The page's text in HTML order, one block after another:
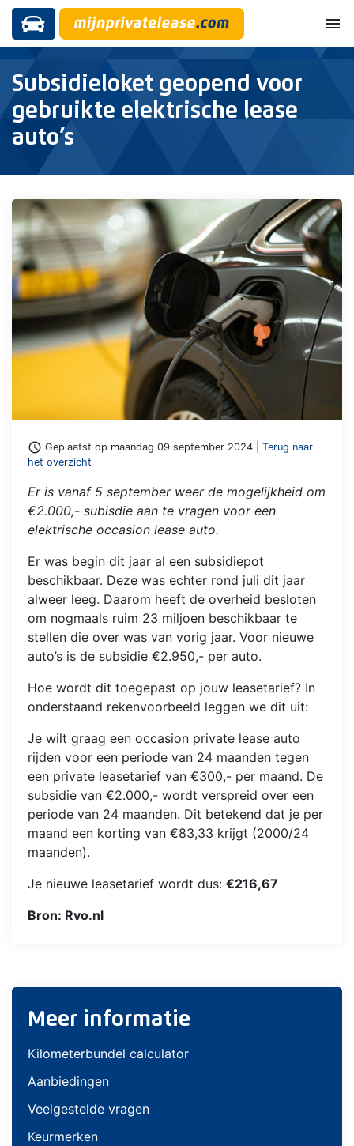
menu
Subsidieloket geopend voor
gebruikte elektrische lease
auto’s
access_time Geplaatst op maandag 09 september 2024 | Terug naar
het overzicht
Er is vanaf 5 september weer de mogelijkheid om
€2.000,- subisdie aan te vragen voor een
elektrische occasion lease auto.
Er was begin dit jaar al een subsidiepot
beschikbaar. Deze was echter rond juli dit jaar
alweer leeg. Daarom heeft de overheid besloten
om nogmaals ruim 23 miljoen beschikbaar te
stellen die over was van vorig jaar. Voor nieuwe
auto’s is de subsidie €2.950,- per auto.
Hoe wordt dit toegepast op jouw leasetarief? In
onderstaand rekenvoorbeeld leggen we dit uit:
Je wilt graag een occasion private lease auto
rijden voor een periode van 24 maanden tegen
een private leasetarief van €300,- per maand. De
subsidie van €2.000,- wordt verspreid over een
periode van 24 maanden. Dit betekend dat je per
maand een korting van €83,33 krijgt (2000/24
maanden).
Je nieuwe leasetarief wordt dus: €216,67
Bron: Rvo.nl
Meer informatie
Kilometerbundel calculator
Aanbiedingen
Veelgestelde vragen
Keurmerken